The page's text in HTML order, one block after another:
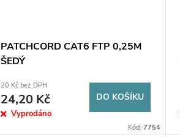
PATCHCORD CAT6 FTP 0,25M
ŠEDÝ
20 Kč bez DPH
24,20 Kč
Vyprodáno
DO KOŠÍKU
Kód: 7754